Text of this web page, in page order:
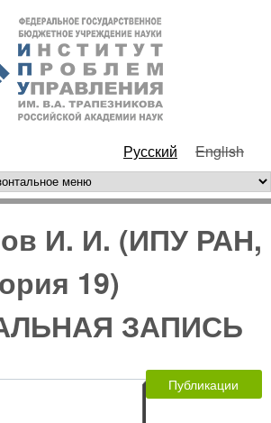
Перейти к основному
содержанию
Русский English
меню
И. И. (ИПУ РАН,
19)
ЗАПИСЬ
Публикации